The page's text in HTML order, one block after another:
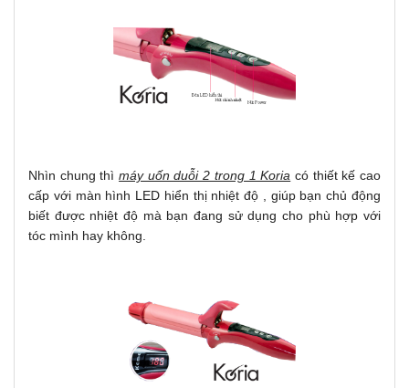
Nhìn chung thìmáy uốn duỗi 2 trong 1 Koria có thiết kế cao
cấp với màn hình LED hiển thị nhiệt độ , giúp bạn chủ động
biết được nhiệt độ mà bạn đang sử dụng cho phù hợp với
tóc mình hay không.